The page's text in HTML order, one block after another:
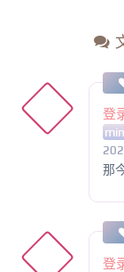
登
那
登